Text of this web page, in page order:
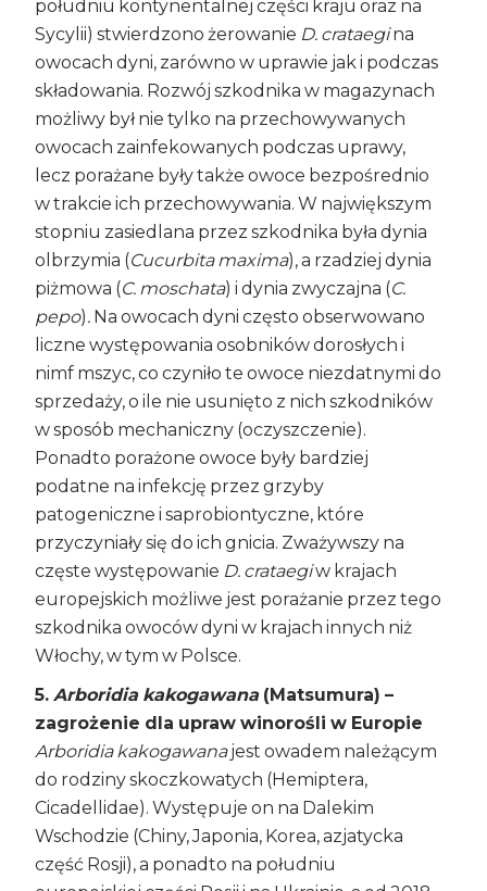
południu kontynentalnej części kraju oraz na
Sycylii) stwierdzono żerowanie D. crataegina
owocach dyni, zarówno w uprawie jak i podczas
składowania. Rozwój szkodnika w magazynach
możliwy był nie tylko na przechowywanych
owocach zainfekowanych podczas uprawy,
lecz porażane były także owoce bezpośrednio
w trakcie ich przechowywania. W największym
stopniu zasiedlana przez szkodnika była dynia
olbrzymia (Cucurbita maxima), a rzadziej dynia
piżmowa (C. moschata) i dynia zwyczajna (C.
pepo). Na owocach dyni często obserwowano
liczne występowania osobników dorosłych i
nimf mszyc, co czyniło te owoce niezdatnymi do
sprzedaży, o ile nie usunięto z nich szkodników
w sposób mechaniczny (oczyszczenie).
Ponadto porażone owoce były bardziej
podatne na infekcję przez grzyby
patogeniczne i saprobiontyczne, które
przyczyniały się do ich gnicia. Zważywszy na
częste występowanie D. crataegiw krajach
europejskich możliwe jest porażanie przez tego
szkodnika owoców dyni w krajach innych niż
Włochy, w tym w Polsce.
5.Arboridia kakogawana (Matsumura) –
zagrożenie dla upraw winorośli w Europie
Arboridia kakogawanajest owadem należącym
do rodziny skoczkowatych (Hemiptera,
Cicadellidae). Występuje on na Dalekim
Wschodzie (Chiny, Japonia, Korea, azjatycka
część Rosji), a ponadto na południu